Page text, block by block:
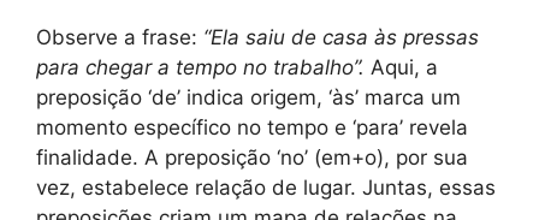
Observe a frase: “Ela saiu de casa às pressas
para chegar a tempo no trabalho”. Aqui, a
preposição ‘de’ indica origem, ‘às’ marca um
momento específico no tempo e ‘para’ revela
finalidade. A preposição ‘no’ (em+o), por sua
vez, estabelece relação de lugar. Juntas, essas